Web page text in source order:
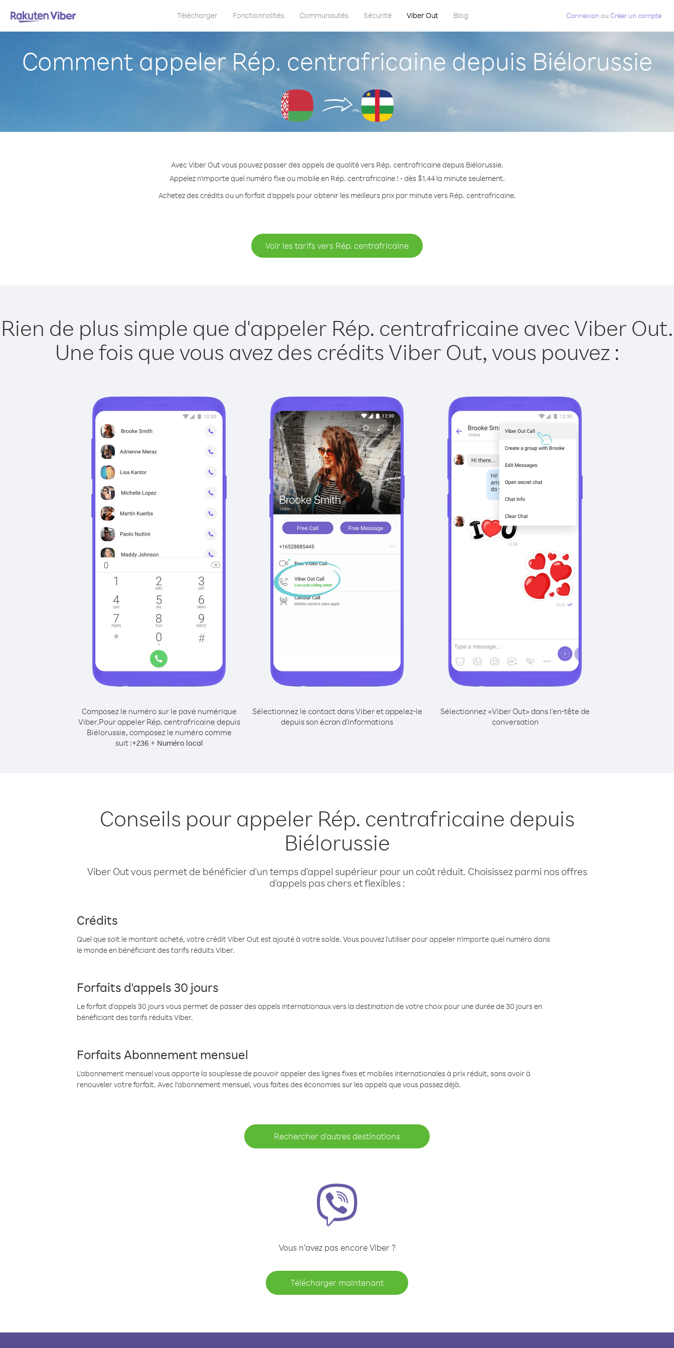
Télécharger Fonctionnalités Communautés Sécurité Viber Out Blog Connexion ou Créer un compte
Comment appeler Rép. centrafricaine depuis Biélorussie
Avec Viber Out vous pouvez passer des appels de qualité vers Rép. centrafricaine depuis Biélorussie.
Appelez n'importe quel numéro fixe ou mobile en Rép. centrafricaine ! - dès $1.44 la minute seulement.
Achetez des crédits ou un forfait d’appels pour obtenir les meilleurs prix par minute vers Rép. centrafricaine.
Voir les tarifs vers Rép. centrafricaine
Rien de plus simple que d'appeler Rép. centrafricaine avec Viber Out.
Une fois que vous avez des crédits Viber Out, vous pouvez :
Composez le numéro sur le pavé numérique
Viber.Pour appeler Rép. centrafricaine depuis
Biélorussie, composez le numéro comme
suit :+236 + Numéro local
Sélectionnez le contact dans Viber et appelez-le
depuis son écran d'informations
Sélectionnez «Viber Out» dans l'en-tête de
conversation
Conseils pour appeler Rép. centrafricaine depuis
Biélorussie
Viber Out vous permet de bénéficier d'un temps d'appel supérieur pour un coût réduit. Choisissez parmi nos offres
d'appels pas chers et flexibles :
Crédits
Quel que soit le montant acheté, votre crédit Viber Out est ajouté à votre solde. Vous pouvez l'utiliser pour appeler n'importe quel numéro dans
le monde en bénéficiant des tarifs réduits Viber.
Forfaits d'appels 30 jours
Le forfait d'appels 30 jours vous permet de passer des appels internationaux vers la destination de votre choix pour une durée de 30 jours en
bénéficiant des tarifs réduits Viber.
Forfaits Abonnement mensuel
L'abonnement mensuel vous apporte la souplesse de pouvoir appeler des lignes fixes et mobiles internationales à prix réduit, sans avoir à
renouveler votre forfait. Avec l'abonnement mensuel, vous faites des économies sur les appels que vous passez déjà.
Rechercher d'autres destinations
Vous n’avez pas encore Viber ?
Télécharger maintenant